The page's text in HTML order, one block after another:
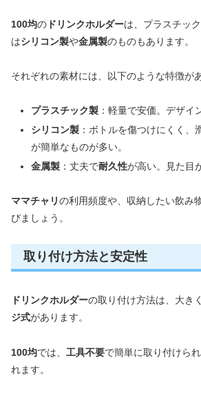
100均の ドリンクホルダーは、プラスチッ
はシリコン製や金属製のものもあります。
それぞれの素材には、以下のような特徴が
プラスチック製：軽量で安価。デザイ
シリコン製：ボトルを傷つけにくく、
が簡単なものが多い。
金属製：丈夫で耐久性が高い。見た目
ママチャリの利用頻度や、収納したい飲み
びましょう。
取り付け方法と安定性
ドリンクホルダーの取り付け方法は、大き
ジ式があります。
100均では、 工具不要で簡単に取り付けら
れます。